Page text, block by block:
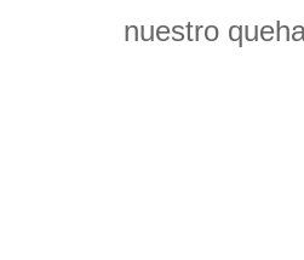
nuestro